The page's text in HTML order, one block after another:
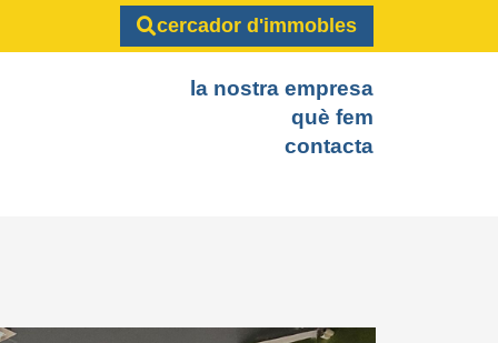
cercador d'immobles
la nostra empresa
què fem
contacta